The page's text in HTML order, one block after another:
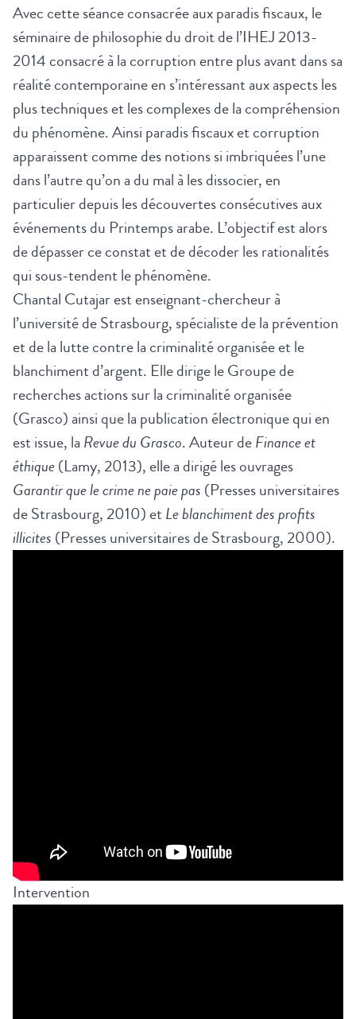
Avec cette séance consacrée aux paradis fiscaux, le
séminaire de philosophie du droit de l’IHEJ 2013-
2014 consacré à la corruption entre plus avant dans sa
réalité contemporaine en s’intéressant aux aspects les
plus techniques et les complexes de la compréhension
du phénomène. Ainsi paradis fiscaux et corruption
apparaissent comme des notions si imbriquées l’une
dans l’autre qu’on a du mal à les dissocier, en
particulier depuis les découvertes consécutives aux
événements du Printemps arabe. L’objectif est alors
de dépasser ce constat et de décoder les rationalités
qui sous-tendent le phénomène.
Chantal Cutajar est enseignant-chercheur à
l’université de Strasbourg, spécialiste de la prévention
et de la lutte contre la criminalité organisée et le
blanchiment d’argent. Elle dirige le Groupe de
recherches actions sur la criminalité organisée
(Grasco) ainsi que la publication électronique qui en
est issue, la Revue du Grasco. Auteur deFinance et
éthique(Lamy, 2013), elle a dirigé les ouvrages
Garantir que le crime ne paie pas (Presses universitaires
de Strasbourg, 2010) et Le blanchiment des profits
illicites (Presses universitaires de Strasbourg, 2000).
Intervention